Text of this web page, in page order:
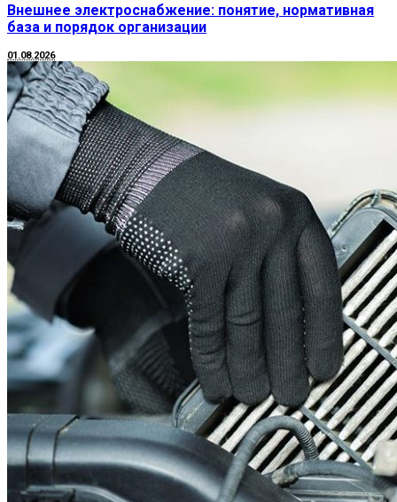
Внешнее электроснабжение: понятие, нормативная
база и порядок организации
01.08.2026